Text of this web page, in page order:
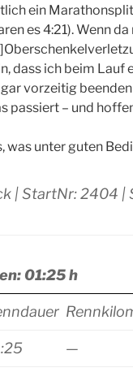
ein
es 4:21). Wenn
dass ich beim Lauf
vorzeitig beenden
passiert – und
was unter guten
| StartNr: 2404 |
01:25 h
—